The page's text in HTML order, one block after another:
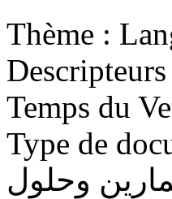
Thème :
Descripteurs
Temps du
Type de
وحلول